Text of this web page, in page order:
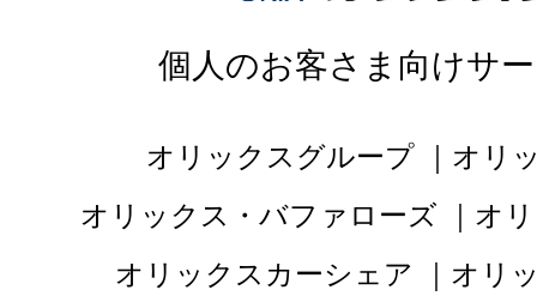
個人のお客さま向けサ
オリックスグループ
オリ
オリックス・バファローズ
オ
オリックスカーシェア
オリ